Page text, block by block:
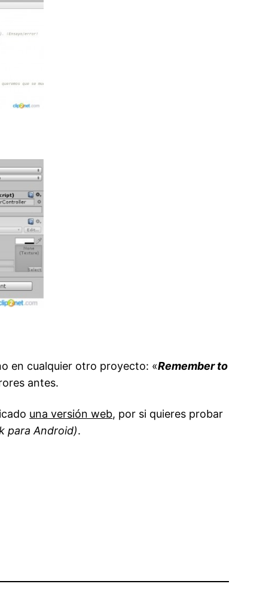
en cualquier otro proyecto: «Remember to
antes.
una versión web, por si quieres probar
para Android).